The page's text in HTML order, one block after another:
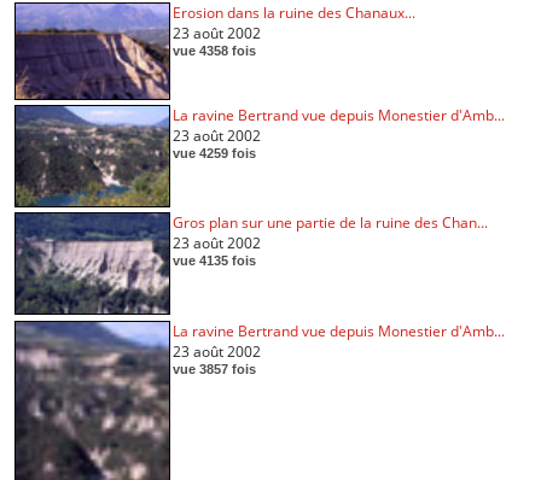
Erosion dans la ruine des Chanaux...
23 août 2002
vue 4358 fois
La ravine Bertrand vue depuis Monestier d'Amb...
23 août 2002
vue 4259 fois
Gros plan sur une partie de la ruine des Chan...
23 août 2002
vue 4135 fois
La ravine Bertrand vue depuis Monestier d'Amb...
23 août 2002
vue 3857 fois